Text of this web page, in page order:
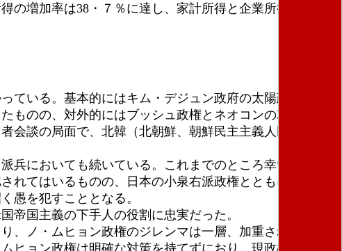
増加率は38・７％に達し、家計所得と企業所得の間の
いる。基本的にはキム・デジュン政府の太陽政策を継
のの、対外的にはブッシュ政権とネオコンの攻勢、国
談の局面で、北韓（北朝鮮、朝鮮民主主義人民共和
においても続いている。これまでのところ幸いにも
れてはいるものの、日本の小泉右派政権とともに、イラ
愚を犯すこととなる。
国主義の下手人の役割に忠実だった。
ノ・ムヒョン政権のジレンマは一層、加重されてい
ョン政権は明確な対策を持てずにおり、現政権の政策